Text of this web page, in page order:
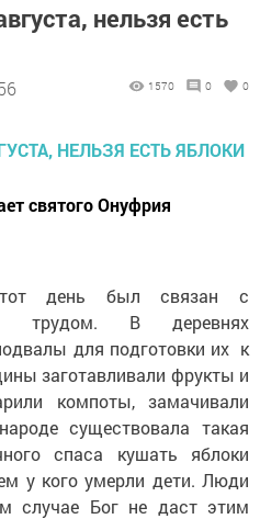
нельзя есть
1570 0 0
святого Онуфрия
день был связан с
трудом. В деревнях
для подготовки их к
заготавливали фрукты и
компоты, замачивали
существовала такая
спаса кушать яблоки
у кого умерли дети. Люди
случае Бог не даст этим